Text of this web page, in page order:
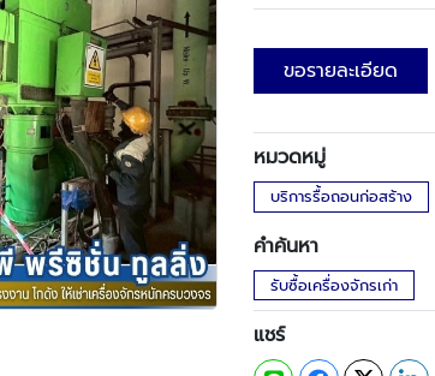
ขอรายละเอียด
หมวดหมู่
บริการรื้อถอนก่อสร้าง
คำค้นหา
รับซื้อเครื่องจักรเก่า
แชร์